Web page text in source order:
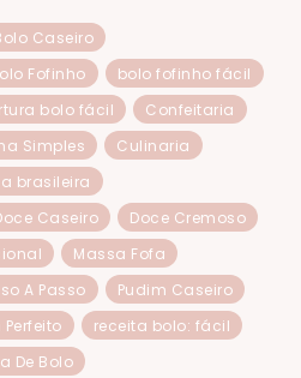
Caseiro
Fofinho
bolo fofinho fácil
bolo fácil
Confeitaria
Simples
Culinaria
brasileira
Caseiro
Doce Cremoso
Massa Fofa
A Passo
Pudim Caseiro
Perfeito
receita bolo: fácil
De Bolo